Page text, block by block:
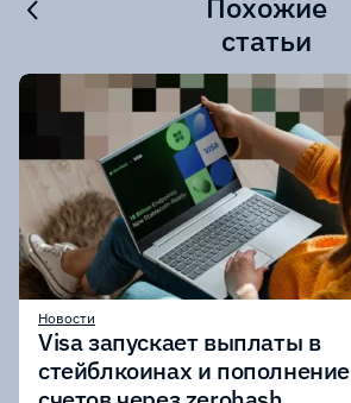
статьи
Новости
Visa запускает выплаты в
стейблкоинах и пополнение